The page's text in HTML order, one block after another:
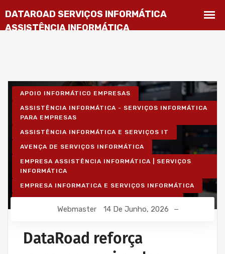
APOIO INFORMÁTICO EMPRESAS
ASSISTÊNCIA INFORMÁTICA - SERVIÇOS INFORMÁTICA
PARA EMPRESAS
ASSISTÊNCIA INFORMÁTICA E SERVIÇOS IT
AVENÇA DE SERVIÇOS INFORMÁTICA
EMPRESA ASSISTÊNCIA INFORMÁTICA | SERVIÇOS
INFORMÁTICA
EMPRESA INFORMATICA E SERVIÇOS INFORMÁTICA
MANUTENÇÃO INFORMÁTICA EMPRESAS
Webmaster 14 De Junho, 2026
DataRoad reforça